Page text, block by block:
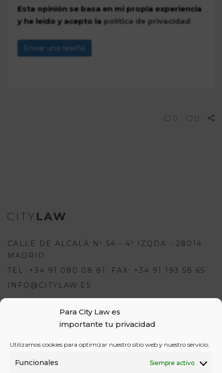
Para City Law es
importante tu privacidad
Utilizamos cookies para optimizar nuestro sitio web y nuestro servicio.
Funcionales Siempre activo
Para escribir una opinión debes
estar registrado e iniciar sesión:
Esta opinión se basa en mi propia experiencia
y he leído y acepto la política de privacidad
Enviar una reseña
0 0
CALLE DE ALCALÁ Nº 54 - 4º IZQDA - 28014
MADRID
TEL: +34 91 080 08 81. FAX: +34 91 193 58 65
INFO@CITYLAW.ES
INICIAR SESIÓN